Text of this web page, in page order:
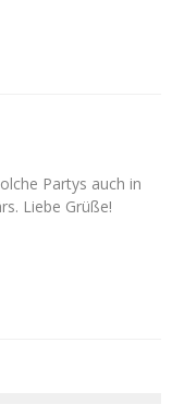
Partys auch in
Liebe Grüße!